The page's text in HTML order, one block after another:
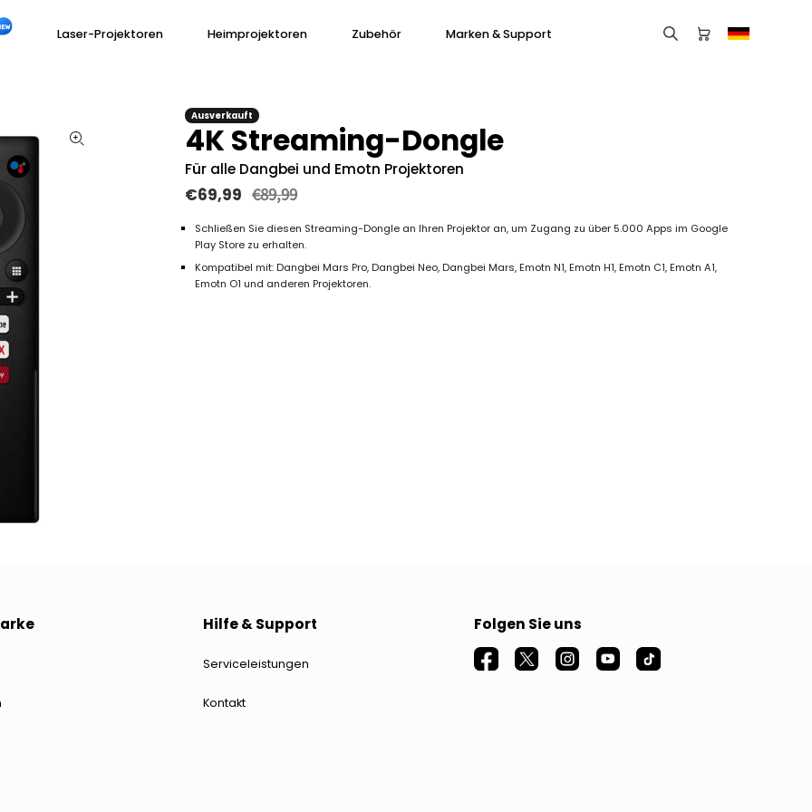
Laser-Projektoren
DBOX02 Pro
Heimprojektoren
Freedo
Zubehör Marken & Support
Ausverkauft
4K Streaming-Dongle
Für alle Dangbei und Emotn Projektoren
€69,99 €89,99
Schließen Sie diesen Streaming-Dongle an Ihren Projektor an, um Zugang zu über 5.000 Apps im Google
Play Store zu erhalten.
Kompatibel mit: Dangbei Mars Pro, Dangbei Neo, Dangbei Mars, Emotn N1, Emotn H1, Emotn C1, Emotn A1,
Emotn O1 und anderen Projektoren.
Hilfe & Support
Serviceleistungen
Kontakt
Folgen Sie uns